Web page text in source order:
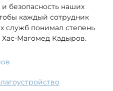
безопасность наших
каждый сотрудник
служб понимал степень
Хас-Магомед Кадыров.
благоустройство